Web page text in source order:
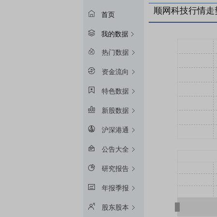
首页
我的数据
热门数据
资金流向
特色数据
新股数据
沪深港通
公告大全
研究报告
年报季报
股东股本
顺网科技行情走